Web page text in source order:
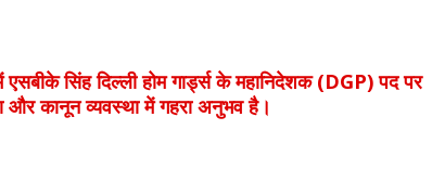
सिंह दिल्ली होम गार्ड्स के महानिदेशक (DGP) पद पर
और कानून व्यवस्था में गहरा अनुभव है।